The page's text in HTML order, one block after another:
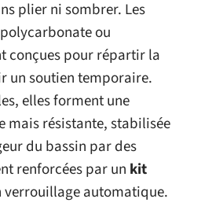
plier ni sombrer. Les
ou
conçues pour répartir la
un soutien temporaire.
elles forment une
mais résistante, stabilisée
du bassin par des
renforcées par un kit
verrouillage automatique.